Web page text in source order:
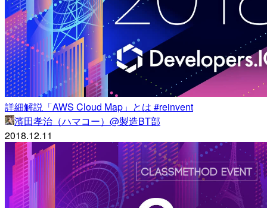
詳細解説「AWS Cloud Map」とは #reinvent
濱田孝治（ハマコー）@製造BT部
2018.12.11